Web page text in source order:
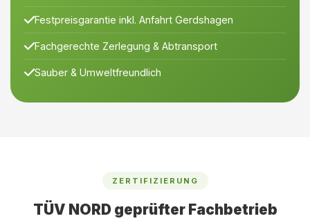
Festpreisgarantie inkl. Anfahrt Gerdshagen
Fachgerechte Zerlegung & Abtransport
Sauber & Umweltfreundlich
ZERTIFIZIERUNG
TÜV NORD geprüfter Fachbetrieb